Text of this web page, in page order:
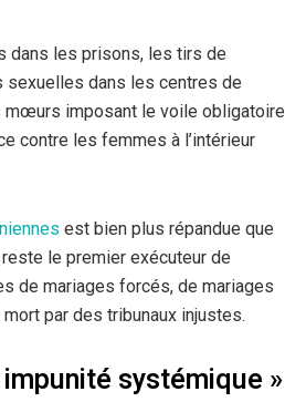
dans les prisons, les tirs de
sexuelles dans les centres de
imposant le voile obligatoire
contre les femmes à l’intérieur
est bien plus répandue que
le premier exécuteur de
de mariages forcés, de mariages
par des tribunaux injustes.
systémique »